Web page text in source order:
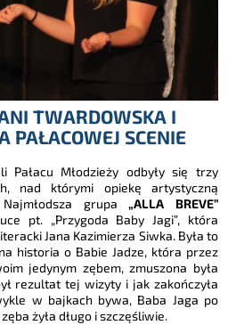
TWARDOWSKA I
PAŁACOWEJ SCENIE
Młodzieży odbyły się trzy
nad którymi opiekę artystyczną
grupa„ALLA BREVE”
pt. „Przygoda Baby Jagi”, która
Jana Kazimierza Siwka. Była to
historia o Babie Jadze, która przez
jedynym zębem, zmuszona była
rezultat tej wizyty i jak zakończyła
w bajkach bywa, Baba Jaga po
żyła długo i szczęśliwie.